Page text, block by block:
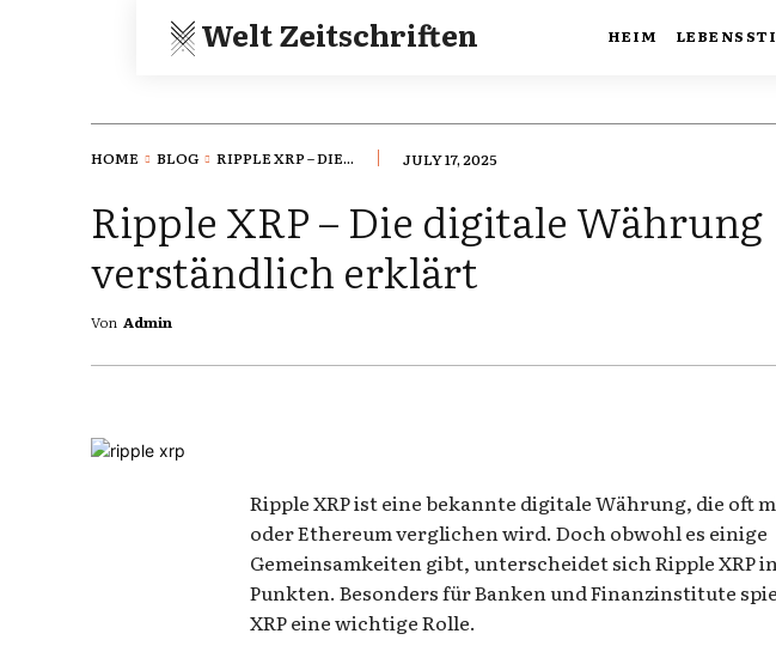
Welt Zeitschriften HEIM
HOME BLOG RIPPLE XRP – DIE... JULY 17, 2025
Ripple XRP – Die digitale Währung
verständlich erklärt
Von Admin
Ripple XRP ist eine bekannte digitale Währung, die oft
oder Ethereum verglichen wird. Doch obwohl es einige
Gemeinsamkeiten gibt, unterscheidet sich Ripple XRP
Punkten. Besonders für Banken und Finanzinstitute
XRP eine wichtige Rolle.